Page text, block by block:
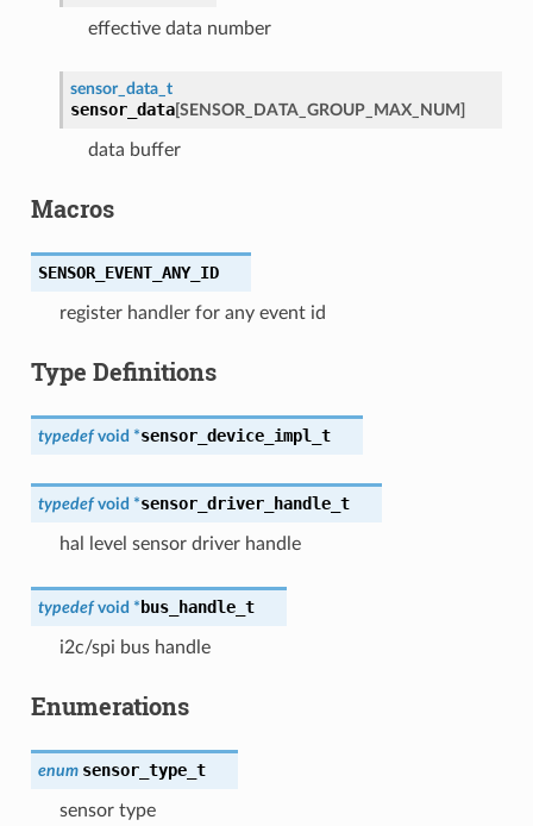
effective data number
sensor_data_t
sensor_data[SENSOR_DATA_GROUP_MAX_NUM ]
data buffer
Macros
SENSOR_EVENT_ANY_ID
register handler for any event id
Type Definitions
typedef void *sensor_device_impl_t
typedef void *sensor_driver_handle_t
hal level sensor driver handle
typedef void * bus_handle_t
i2c/spi bus handle
Enumerations
enum sensor_type_t
sensor type